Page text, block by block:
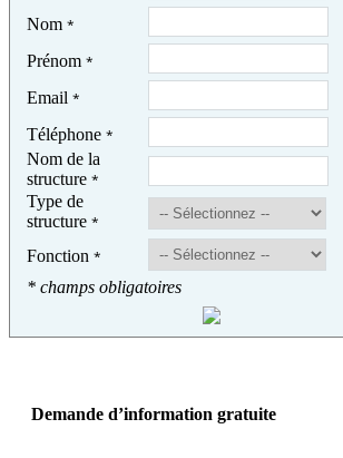
Nom *
Prénom *
Email *
Téléphone *
Nom de la
structure *
Type de
structure *
Fonction *
* champs obligatoires
Demande d’information gratuite